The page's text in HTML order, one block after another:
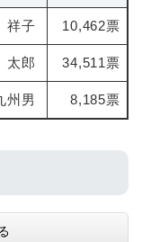
祥子 10,462票
郎 34,511票
男 8,185票